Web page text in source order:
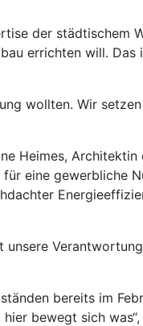
der städtischem
errichten will.
wollten. Wir
Heimes, Architektin
eine gewerbliche
unsere
bereits im
bewegt sich